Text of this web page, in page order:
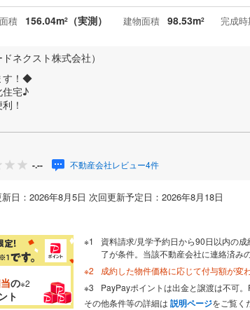
積 156.04m2 （実測） 建物面積 98.53m2 完成時
ネクスト株式会社）
す！◆
宅♪
！
-.-- 不動産会社レビュー4件
日：2026年8月5日 次回更新予定日：2026年8月18日
の※2
ト
資料請求/見学予約日から90日以内の
了が条件。当該不動産会社に連絡済み
成約した物件価格に応じて付与額が変
PayPayポイントは出金と譲渡は不可
その他条件等の詳細は 説明ページをご覧く